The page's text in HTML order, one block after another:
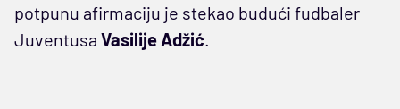
potpunu afirmaciju je stekao budući fudbaler
Juventusa Vasilije Adžić.